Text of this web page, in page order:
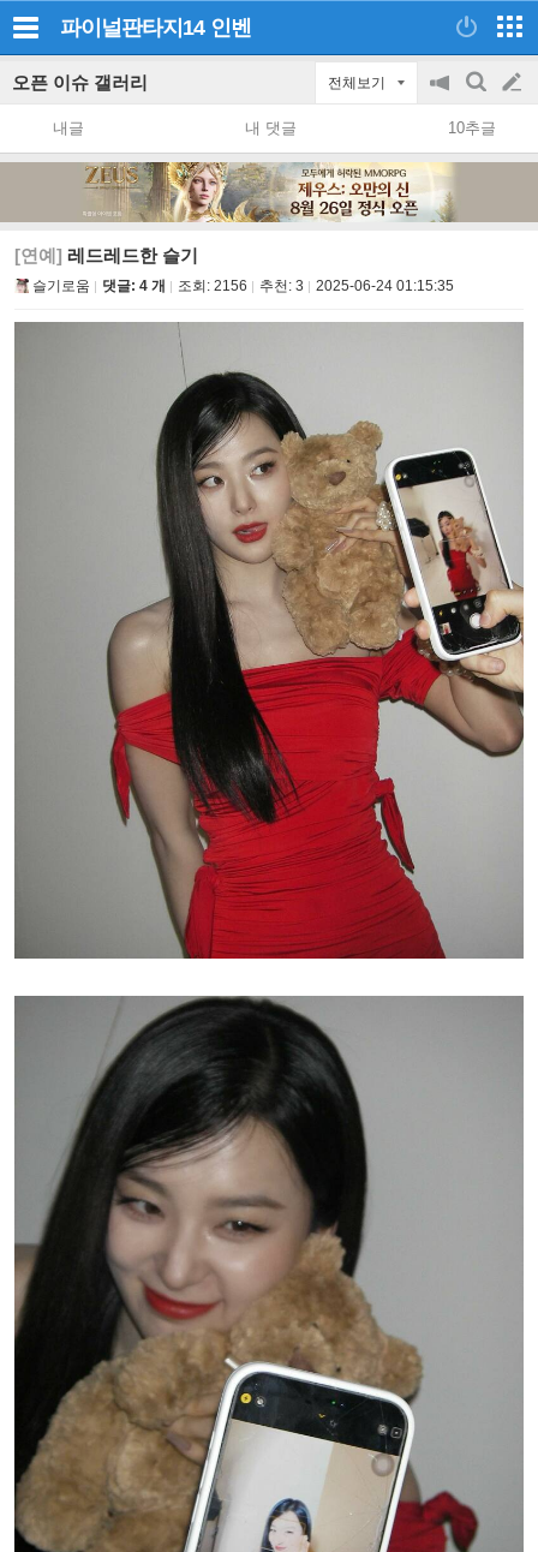
파이널판타지14 인벤
오픈 이슈 갤러리 전체보기
공
지
on/off
검
색
글
쓰
내글 내 댓글 10추글
[연예] 레드레드한 슬기
슬기로움 댓글: 4 개 조회: 2156 추천: 3 2025-06-24 01:15:35